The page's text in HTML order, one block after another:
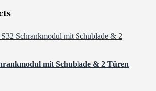
mit Schublade & 2 Türen